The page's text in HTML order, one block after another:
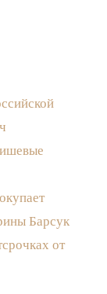
Барсук
от